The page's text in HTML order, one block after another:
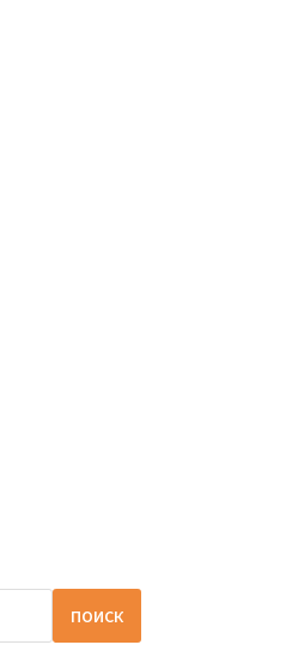
ПОИСК